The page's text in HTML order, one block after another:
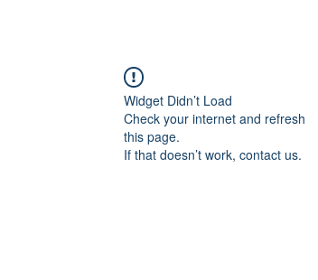
Widget Didn’t Load
Check your internet and refresh
this page.
If that doesn’t work, contact us.